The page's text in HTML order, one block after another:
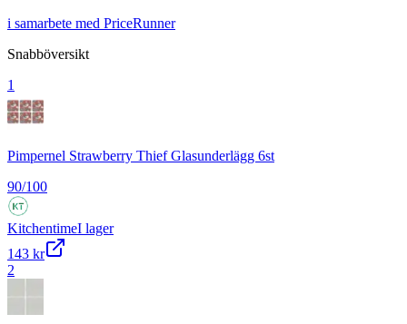
i samarbete med PriceRunner
Snabböversikt
1
Pimpernel Strawberry Thief Glasunderlägg 6st
90/100
KitchentimeI lager
143 kr
2